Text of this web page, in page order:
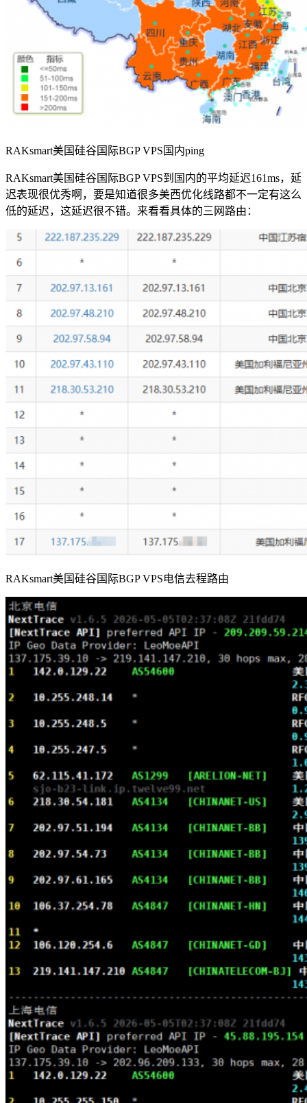
RAKsmart美国硅谷国际BGP VPS国内ping
RAKsmart美国硅谷国际BGP VPS到国内的平均延迟161ms，延
迟表现很优秀啊，要是知道很多美西优化线路都不一定有这么
低的延迟，这延迟很不错。来看看具体的三网路由：
RAKsmart美国硅谷国际BGP VPS电信去程路由